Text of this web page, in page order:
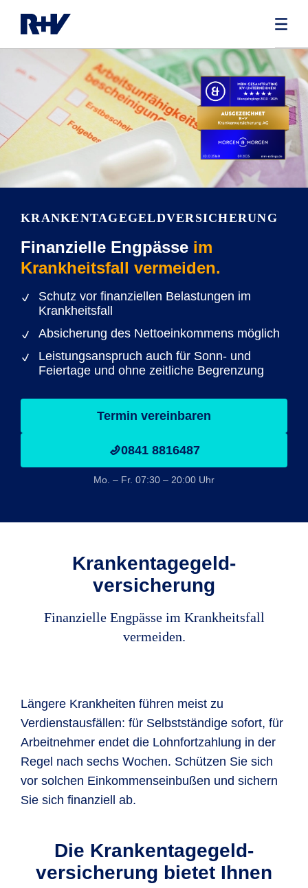
KRANKENTAGEGELD­VERSICHERUNG
Finanzielle Engpässe im
Krankheitsfall vermeiden.
Schutz vor finanziellen Belastungen im
Krankheitsfall
Absicherung des Nettoeinkommens möglich
Leistungsanspruch auch für Sonn- und
Feiertage und ohne zeitliche Begrenzung
Termin vereinbaren
0841 8816487
Mo. – Fr. 07:30 – 20:00 Uhr
Krankentagegeld­
versicherung
Finanzielle Engpässe im Krankheitsfall
vermeiden.
Längere Krankheiten führen meist zu
Verdienstausfällen: für Selbstständige sofort, für
Arbeitnehmer endet die Lohnfortzahlung in der
Regel nach sechs Wochen. Schützen Sie sich
vor solchen Einkommenseinbußen und sichern
Sie sich finanziell ab.
Die Krankentagegeld­
versicherung bietet Ihnen